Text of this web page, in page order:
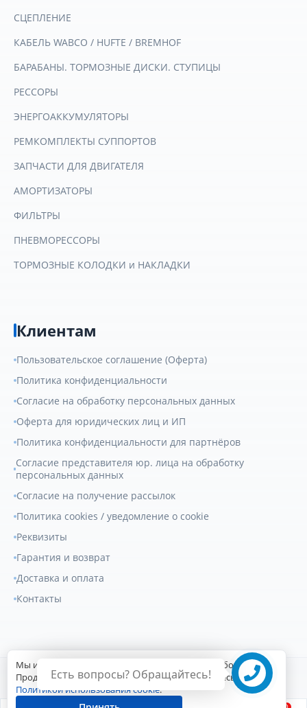
Есть вопросы? Обращайтесь!
СЦЕПЛЕНИЕ
КАБЕЛЬ WABCO / HUFTE / BREMHOF
БАРАБАНЫ. ТОРМОЗНЫЕ ДИСКИ. СТУПИЦЫ
РЕССОРЫ
ЭНЕРГОАККУМУЛЯТОРЫ
РЕМКОМПЛЕКТЫ СУППОРТОВ
ЗАПЧАСТИ ДЛЯ ДВИГАТЕЛЯ
АМОРТИЗАТОРЫ
ФИЛЬТРЫ
ПНЕВМОРЕССОРЫ
ТОРМОЗНЫЕ КОЛОДКИ и НАКЛАДКИ
Клиентам
Пользовательское соглашение (Оферта)
Политика конфиденциальности
Согласие на обработку персональных данных
Оферта для юридических лиц и ИП
Политика конфиденциальности для партнёров
Согласие представителя юр. лица на обработку
персональных данных
Согласие на получение рассылок
Политика cookies / уведомление о cookie
Реквизиты
Гарантия и возврат
Доставка и оплата
Контакты
© 2007-2026Геркулес Трак. Все права защищены.
Сайт разработан Digital-агентством
Мы используем файлы cookie для улучшения работы сайта.
Продолжая пользоваться сайтом, вы соглашаетесь с
Политикой использования cookie.